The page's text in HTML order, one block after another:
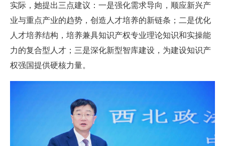
实际，她提出三点建议：一是强化需求导向，顺应新兴产
业与重点产业的趋势，创造人才培养的新链条；二是优化
人才培养结构，培养兼具知识产权专业理论知识和实操能
力的复合型人才；三是深化新型智库建设，为建设知识产
权强国提供硬核力量。